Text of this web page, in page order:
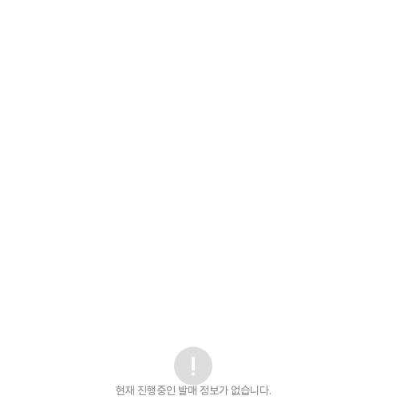
현재 진행중인 발매 정보가 없습니다.